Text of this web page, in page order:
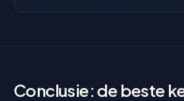
Conclusie: de beste